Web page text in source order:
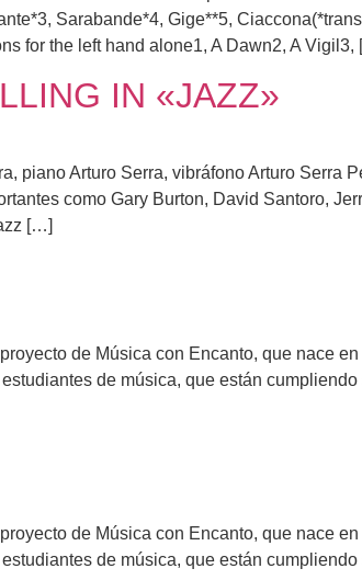
Sarabande*4, Gige**5,
for the left hand alone1, A Dawn2, A Vigil3,
IN «JAZZ»
piano Arturo Serra, vibráfono Arturo Serra
como Gary Burton, David Santoro,
[…]
de Música con Encanto, que nace
de música, que están
de Música con Encanto, que nace
de música, que están